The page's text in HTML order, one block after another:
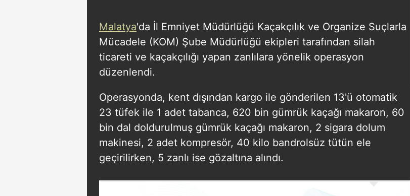
Malatya'da İl Emniyet Müdürlüğü Kaçakçılık ve Organize Suçlarla
Mücadele (KOM) Şube Müdürlüğü ekipleri tarafından silah
ticareti ve kaçakçılığı yapan zanlılara yönelik operasyon
düzenlendi.
Operasyonda, kent dışından kargo ile gönderilen 13'ü otomatik
23 tüfek ile 1 adet tabanca, 620 bin gümrük kaçağı makaron, 60
bin dal doldurulmuş gümrük kaçağı makaron, 2 sigara dolum
makinesi, 2 adet kompresör, 40 kilo bandrolsüz tütün ele
geçirilirken, 5 zanlı ise gözaltına alındı.